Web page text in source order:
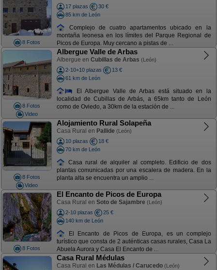
8 Fotos
17 plazas
30 €
85 km de León
Complejo de cuatro apartamentos ubicado en la
montaña leonesa en los límites del Parque Regional de
Picos de Europa. Muy cercano a pistas de ...
8 Fotos
Video
Albergue Valle de Arbas
Albergue en Cubillas de Arbas (León)
2-10+10 plazas
13 €
61 km de León
El Albergue Valle de Arbas está situado en la
localidad de Cubillas de Arbás, a 65km tanto de León
como de Oviedo, a 30km de la estación de ...
8 Fotos
Video
Alojamiento Rural Solapeña
Casa Rural en Pallide (León)
10 plazas
18 €
70 km de León
Casa rural de alquiler al completo. Edificio de dos
plantas comunicadas por una escalera de madera. En la
planta alta se encuentra un amplio ...
8 Fotos
El Encanto de Picos de Europa
Casa Rural en Soto de Sajambre (León)
2-10 plazas
25 €
140 km de León
El Encanto de Picos de Europa, es un complejo
turístico que consta de 2 auténticas casas rurales, Casa La
Abuela Aurora y Casa El Encanto de ...
Casa Rural Médulas
Casa Rural en Las Médulas / Carucedo (León)